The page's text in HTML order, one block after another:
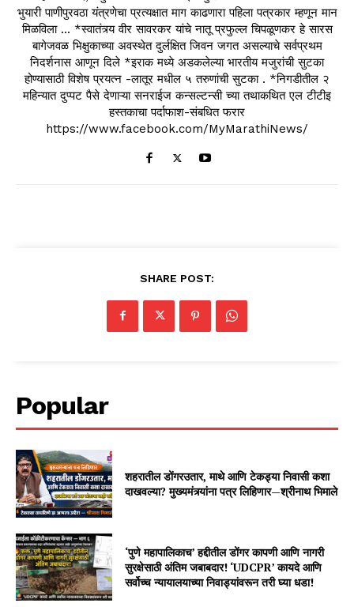
भुयारी पाणीपुरवठा यंत्रणेचा प्रत्यक्षात माग काढणारा पहिला पत्रकार म्हणून मान
मिळविला ... *स्वातंत्र्य वीर सावरकर यांचे नातू प्रफुल्ल चिपळूणकर हे सारस
बागेजवळ भिक्षुकाच्या अवस्थेत दुर्लक्षित जिवन जगत असल्याचे सर्वप्रथम
निदर्शनास आणून दिले *इराक मध्ये अडकलेल्या भारतीय मजुरांची सुटका
होण्यासाठी विशेष प्रयत्न -लातूर मधील ५ तरुणांची सुटका . *निगडीतील २
महिन्यात दुप्पट पैसे देणाऱ्या सनराईज कन्सल्टन्सी च्या तथाकथित एल टीटीइ
हस्तकाचा पर्दाफाश-संबधित फरार
https://www.facebook.com/MyMarathiNews/
SHARE POST:
Popular
शहरातील डोंगरउतार, माथे आणि टेकड्या निवासी कशा
दाखवल्या? मुख्यमंत्र्यांना पत्र लिहिणार—श्रीनाथ भिमाले
‘पुणे महापालिकाच’ हद्दीतील डोंगर कापणी आणि नागरी
सुरक्षेसाठी अंतिम जबाबदार! ‘UDCPR’ कायदे आणि
सर्वोच्च न्यायालयाच्या निवाड्यांवरून तरी घ्या धडा!